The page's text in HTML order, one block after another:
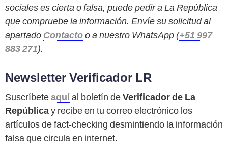
sociales es cierta o falsa, puede pedir a La República
que compruebe la información. Envíe su solicitud al
apartado Contactoo a nuestro WhatsApp (+51 997
883 271).
Newsletter Verificador LR
Suscríbeteaquíal boletín deVerificador de La
Repúblicay recibe en tu correo electrónico los
artículos de fact-checking desmintiendo la información
falsa que circula en internet.